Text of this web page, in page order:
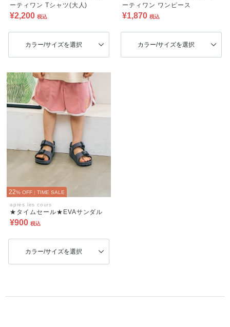
ーティワン Tシャツ(大人)
¥2,200 税込
カラー/サイズを選択
ーティワン ワンピース
¥1,870 税込
カラー/サイズを選択
22% OFF | TIME SALE
apres les cours
★タイムセール★EVAサンダル
¥900 税込
カラー/サイズを選択